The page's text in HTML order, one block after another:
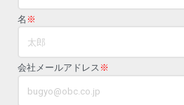
名 ※
会社メールアドレス ※